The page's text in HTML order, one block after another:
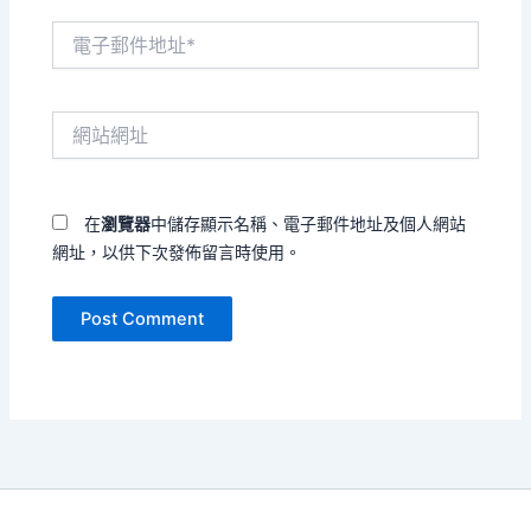
在瀏覽器中儲存顯示名稱、電子郵件地址及個人網站
網址，以供下次發佈留言時使用。